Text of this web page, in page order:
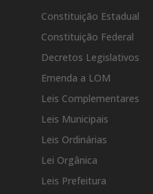
Constituição Estadual
Constituição Federal
Decretos Legislativos
Emenda a LOM
Leis Complementares
Leis Municipais
Leis Ordinárias
Lei Orgânica
Leis Prefeitura